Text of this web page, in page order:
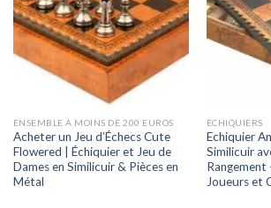
ENSEMBLE À MOINS DE 200 EUROS
Acheter un Jeu d’Échecs Cute
Flowered | Échiquier et Jeu de
Dames en Similicuir & Pièces en
Métal
ECHIQUIERS
Echiquier
Similicuir
Rangement
Joueurs et